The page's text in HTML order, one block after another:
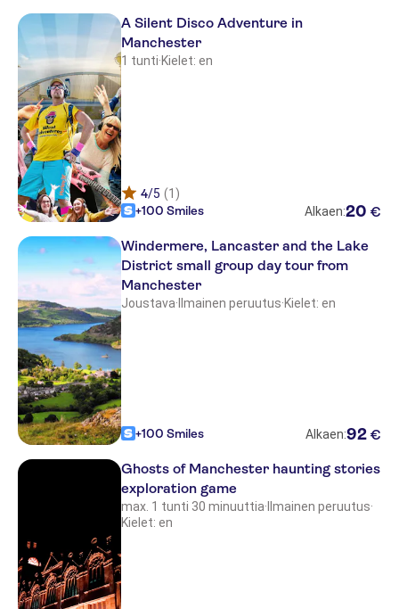
A Silent Disco Adventure in
Manchester
1 tunti·Kielet: en
4/5 (1)
+100 Smiles
Alkaen:20 €
Windermere, Lancaster and the Lake
District small group day tour from
Manchester
Joustava· Ilmainen peruutus·Kielet: en
+100 Smiles Alkaen:92 €
Ghosts of Manchester haunting stories
exploration game
max. 1 tunti 30 minuuttia· Ilmainen peruutus·
Kielet: en